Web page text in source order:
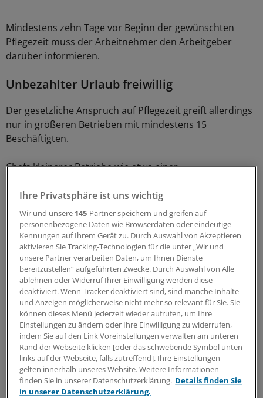
Mindestens zehn Tage vor Beginn der gewünschten
Pflegezeit muss der Arbeitnehmer den Arbeitgeber
darüber informieren.
Unbezahlter Urlaub freiwillig
Der gesetzliche Anspruch auf Pflegezeit greift allerdings
nur in größeren Betrieben mit mindestens 15
Beschäftigten.
Chefs kleinerer Betriebe wie etwa einer
entsprechend freiwillig unbezahlten Urlaub gewähren.
Umstritten war bislang, ob ein Restanspruch erhalten
bleibt, wenn Arbeitnehmer zunächst nur weniger als die
Höchstdauer von sechs Monaten Pflegezeit nehmen. In
seinem ersten Urteil zum Pflegezeitgesetz hat das BAG
dies nun verneint.
Anspruch kann nur einmal eingefordert
werden
Im konkreten Fall hatte ein Betriebsmittelkontrolleur aus
Baden-Württemberg im Juni 2009 für nur eine Woche
unbezahlte Pflegezeit genommen, um sich um seine
pflegebedürftige Mutter zu kümmern.
Ihre Privatsphäre ist uns wichtig
Wir und unsere 145-Partner speichern und greifen auf
personenbezogene Daten wie Browserdaten oder eindeutige
Kennungen auf Ihrem Gerät zu. Durch Auswahl von Akzeptieren
aktivieren Sie Tracking-Technologien für die unter „Wir und
unsere Partner verarbeiten Daten, um Ihnen Dienste
bereitzustellen“ aufgeführten Zwecke. Durch Auswahl von Alle
ablehnen oder Widerruf Ihrer Einwilligung werden diese
deaktiviert. Wenn Tracker deaktiviert sind, sind manche Inhalte
und Anzeigen möglicherweise nicht mehr so relevant für Sie. Sie
können dieses Menü jederzeit wieder aufrufen, um Ihre
Einstellungen zu ändern oder Ihre Einwilligung zu widerrufen,
indem Sie auf den Link Voreinstellungen verwalten am unteren
Rand der Webseite klicken [oder das schwebende Symbol unten
links auf der Webseite, falls zutreffend]. Ihre Einstellungen
gelten innerhalb unseres Website. Weitere Informationen
finden Sie in unserer Datenschutzerklärung. Details finden Sie
in unserer Datenschutzerklärung.